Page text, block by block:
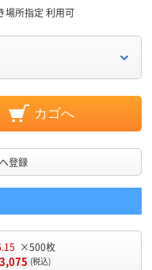
場所指定 利用可
カゴへ
登録
×500枚
(税込)